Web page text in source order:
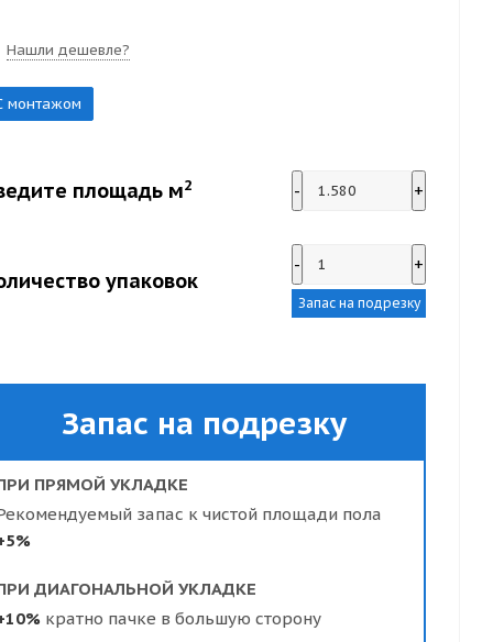
Нашли дешевле?
монтажом
площадь м2 - +
упаковок
- +
Запас на подрезку
Запас на подрезку
ПРЯМОЙ УКЛАДКЕ
запас к чистой площади пола
ДИАГОНАЛЬНОЙ УКЛАДКЕ
кратно пачке в большую сторону